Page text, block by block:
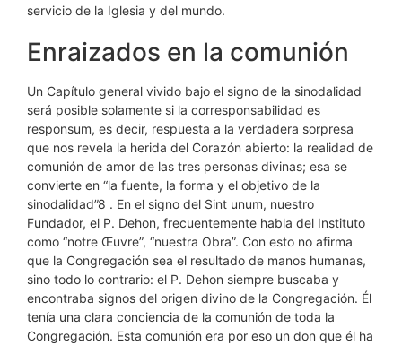
servicio de la Iglesia y del mundo.
Enraizados en la comunión
Un Capítulo general vivido bajo el signo de la sinodalidad
será posible solamente si la corresponsabilidad es
responsum, es decir, respuesta a la verdadera sorpresa
que nos revela la herida del Corazón abierto: la realidad de
comunión de amor de las tres personas divinas; esa se
convierte en “la fuente, la forma y el objetivo de la
sinodalidad”8 . En el signo del Sint unum, nuestro
Fundador, el P. Dehon, frecuentemente habla del Instituto
como “notre Œuvre”, “nuestra Obra”. Con esto no afirma
que la Congregación sea el resultado de manos humanas,
sino todo lo contrario: el P. Dehon siempre buscaba y
encontraba signos del origen divino de la Congregación. Él
tenía una clara conciencia de la comunión de toda la
Congregación. Esta comunión era por eso un don que él ha